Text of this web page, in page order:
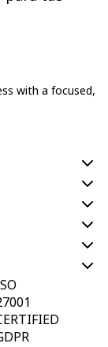
with a focused,